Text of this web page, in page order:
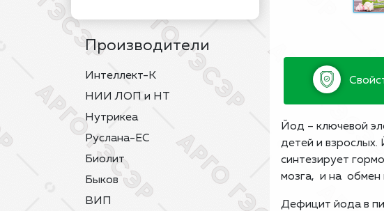
Производители
Интеллект-К
НИИ ЛОП и НТ
Нутрикеа
Руслана-ЕС
Биолит
Быков
ВИП
Йод – ключевой
детей и
синтезирует
мозга, и на обмен
Дефицит йода в